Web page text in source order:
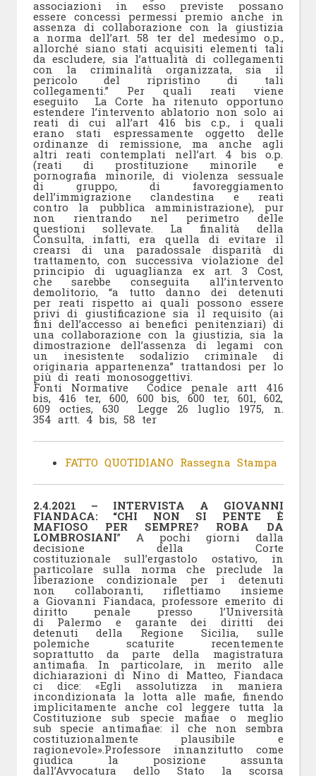
associazioni in esso previste possano
essere concessi permessi premio anche in
assenza di collaborazione con la giustizia
a norma dell’art. 58 ter del medesimo o.p.,
allorché siano stati acquisiti elementi tali
da escludere, sia l’attualità di collegamenti
con la criminalità organizzata, sia il
pericolo del ripristino di tali
collegamenti.” Per quali reati viene
eseguito La Corte ha ritenuto opportuno
estendere l’intervento ablatorio non solo ai
reati di cui all’art 416 bis c.p., i quali
erano stati espressamente oggetto delle
ordinanze di remissione, ma anche agli
altri reati contemplati nell’art. 4 bis o.p.
(reati di prostituzione minorile e
pornografia minorile, di violenza sessuale
di gruppo, di favoreggiamento
dell’immigrazione clandestina e reati
contro la pubblica amministrazione), pur
non rientrando nel perimetro delle
questioni sollevate. La finalità della
Consulta, infatti, era quella di evitare il
crearsi di una paradossale disparità di
trattamento, con successiva violazione del
principio di uguaglianza ex art. 3 Cost,
che sarebbe conseguita all’intervento
demolitorio, “a tutto danno dei detenuti
per reati rispetto ai quali possono essere
privi di giustificazione sia il requisito (ai
fini dell’accesso ai benefici penitenziari) di
una collaborazione con la giustizia, sia la
dimostrazione dell’assenza di legami con
un inesistente sodalizio criminale di
originaria appartenenza” trattandosi per lo
più di reati monosoggettivi.
Fonti Normative Codice penale artt 416
bis, 416 ter, 600, 600 bis, 600 ter, 601, 602,
609 octies, 630 Legge 26 luglio 1975, n.
354 artt. 4 bis, 58 ter
FATTO QUOTIDIANO Rassegna Stampa
2.4.2021 – INTERVISTA A GIOVANNI
FIANDACA: “CHI NON SI PENTE È
MAFIOSO PER SEMPRE? ROBA DA
LOMBROSIANI” A pochi giorni dalla
decisione della Corte
costituzionale sull’ergastolo ostativo, in
particolare sulla norma che preclude la
liberazione condizionale per i detenuti
non collaboranti, riflettiamo insieme
a Giovanni Fiandaca, professore emerito di
diritto penale presso l’Università
di Palermo e garante dei diritti dei
detenuti della Regione Sicilia, sulle
polemiche scaturite recentemente
soprattutto da parte della magistratura
antimafia. In particolare, in merito alle
dichiarazioni di Nino di Matteo, Fiandaca
ci dice: «Egli assolutizza in maniera
incondizionata la lotta alle mafie, finendo
implicitamente anche col leggere tutta la
Costituzione sub specie mafiae o meglio
sub specie antimafiae: il che non sembra
costituzionalmente plausibile e
ragionevole».Professore innanzitutto come
giudica la posizione assunta
dall’Avvocatura dello Stato la scorsa